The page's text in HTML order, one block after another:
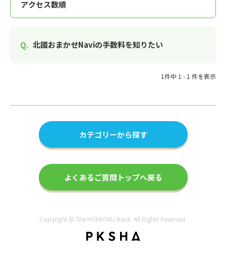
北國おまかせNaviの手数料を知りたい
1件中 1 - 1 件を表示
カテゴリーから探す
よくあるご質問トップへ戻る
Copyright © The HOKKOKU Bank. All Rights Reserved.